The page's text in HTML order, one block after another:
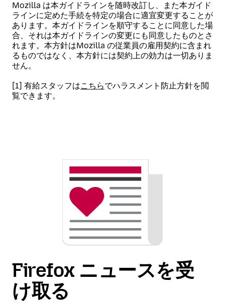
Mozilla は本ガイドラインを随時改訂し、また本ガイド
ラインに定めた手続を特定の場合に適宜変更することが
あります。本ガイドラインを順守することに同意した場
合、それは本ガイドラインの変更にも同意したものとさ
れます。本方針はMozilla の従業員の雇用契約に含まれ
るものではなく、本方針には契約上の効力は一切ありま
せん。
[1] 有給スタッフはこちらでハラスメント防止方針を閲
覧できます。
Firefox ニュースを受
け取る